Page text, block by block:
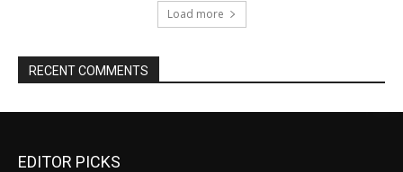
Load more
RECENT COMMENTS
EDITOR PICKS